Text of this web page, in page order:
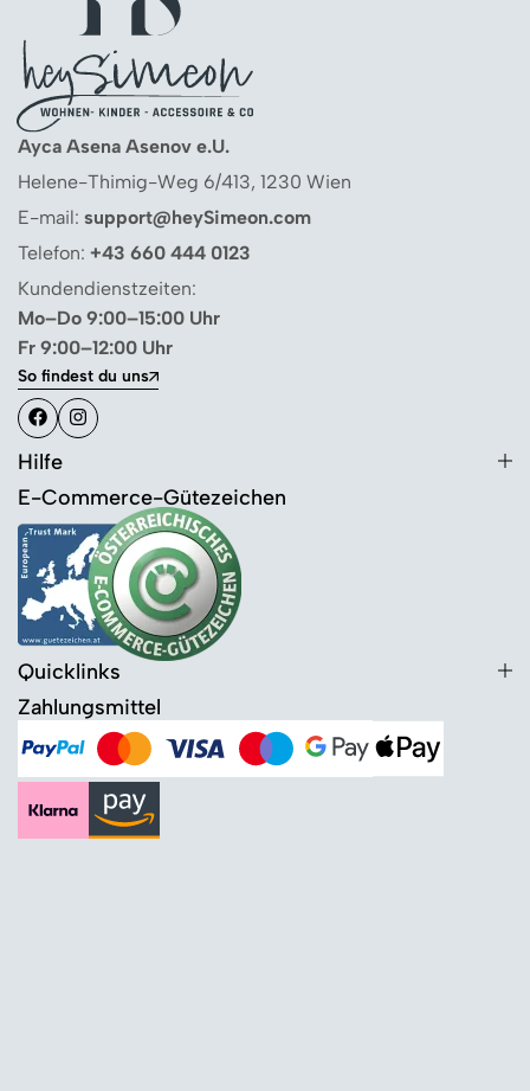
Ayca Asena Asenov e.U.
Helene-Thimig-Weg 6/413, 1230 Wien
E-mail: support@heySimeon.com
Telefon: +43 660 444 0123
Kundendienstzeiten:
Mo–Do 9:00–15:00 Uhr
Fr 9:00–12:00 Uhr
So findest du uns
Hilfe
E-Commerce-Gütezeichen
Quicklinks
Zahlungsmittel